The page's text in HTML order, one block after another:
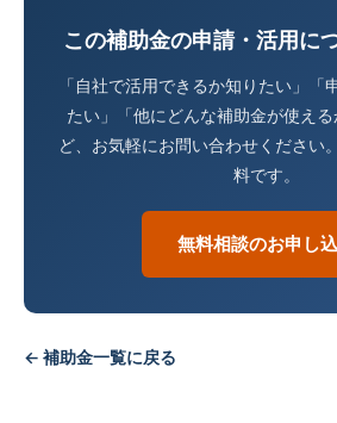
この補助金の申請・活用に
「自社で活用できるか知りたい」「
たい」「他にどんな補助金が使え
ど、お気軽にお問い合わせください
料です。
無料相談のお申し
← 補助金一覧に戻る